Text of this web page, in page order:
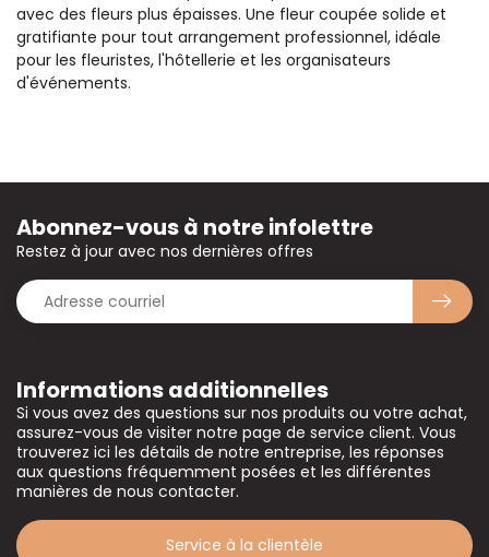
avec des fleurs plus épaisses. Une fleur coupée solide et
gratifiante pour tout arrangement professionnel, idéale
pour les fleuristes, l'hôtellerie et les organisateurs
d'événements.
Informations additionnelles
Si vous avez des questions sur nos produits ou votre achat,
assurez-vous de visiter notre page de service client. Vous
trouverez ici les détails de notre entreprise, les réponses
aux questions fréquemment posées et les différentes
manières de nous contacter.
Service à la clientèle
Abonnez-vous à notre infolettre
Restez à jour avec nos dernières offres